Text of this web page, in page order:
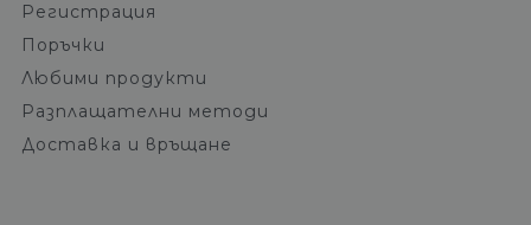
Регистрация
Поръчки
Любими продукти
Разплащателни методи
Доставка и връщане